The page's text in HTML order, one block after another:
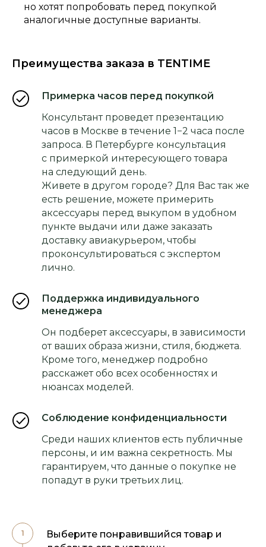
но хотят попробовать перед покупкой
аналогичные доступные варианты.
Преимущества заказа в TENTIME
Примерка часов перед покупкой
Консультант проведет презентацию
часов в Москве в течение 1−2 часа после
запроса. В Петербурге консультация
с примеркой интересующего товара
на следующий день.
Живете в другом городе? Для Вас так же
есть решение, можете примерить
аксессуары перед выкупом в удобном
пункте выдачи или даже заказать
доставку авиакурьером, чтобы
проконсультироваться с экспертом
лично.
Поддержка индивидуального
менеджера
Он подберет аксессуары, в зависимости
от ваших образа жизни, стиля, бюджета.
Кроме того, менеджер подробно
расскажет обо всех особенностях и
нюансах моделей.
Соблюдение конфиденциальности
Среди наших клиентов есть публичные
персоны, и им важна секретность. Мы
гарантируем, что данные о покупке не
попадут в руки третьих лиц.
Выберите понравившийся товар и